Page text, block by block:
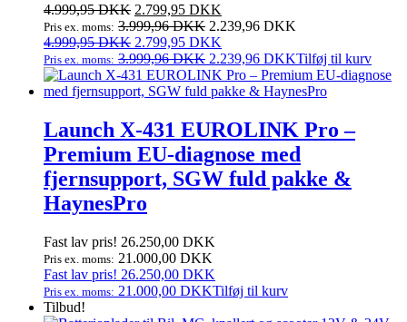
4.999,95DKK Den
oprindelige
pris
var:
4.999,95 DKK.
2.799,95 DKK
aktuelle
er:
2.799,95 DKK.
Pris ex. moms: 3.999,96DKK 2.239,96 DKK
4.999,95DKK Den
oprindelige
pris
var:
2.799,95 DKK
aktuelle
pris
er:
Pris ex. moms: 3.999,96DKK 2.239,96 DKKTilføj til kurv
Launch X‑431 EUROLINK Pro –
Premium EU‑diagnose med
fjernsupport, SGW fuld pakke &
HaynesPro
Fast lav pris! 26.250,00 DKK
Pris ex. moms: 21.000,00 DKK
Fast lav pris! 26.250,00 DKK
Pris ex. moms: 21.000,00 DKKTilføj til kurv
Tilbud!